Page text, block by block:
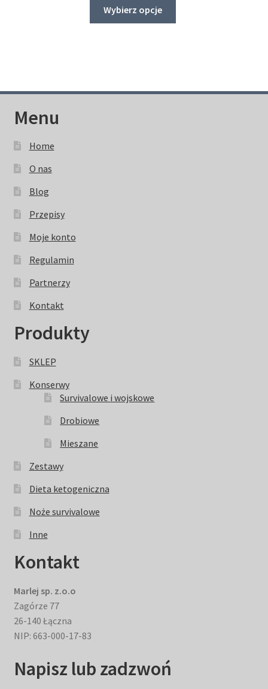
Wybierz opcje
można
Menu
Home
O nas
Blog
Przepisy
Moje konto
Regulamin
Partnerzy
Kontakt
Produkty
SKLEP
Konserwy
Survivalowe i wojskowe
Drobiowe
Mieszane
Zestawy
Dieta ketogeniczna
Noże survivalowe
Inne
Kontakt
Marlej sp. z.o.o
Zagórze 77
26-140 Łączna
NIP: 663-000-17-83
Napisz lub zadzwoń